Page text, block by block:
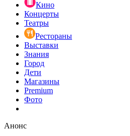
Кино
Концерты
Театры
Рестораны
Выставки
Знания
Город
Дети
Магазины
Premium
Фото
Анонс